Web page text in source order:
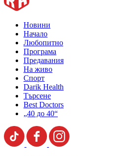
Новини
Начало
Любопитно
Програма
Предавания
На живо
Спорт
Darik Health
Търсене
Best Doctors
„40 до 40“